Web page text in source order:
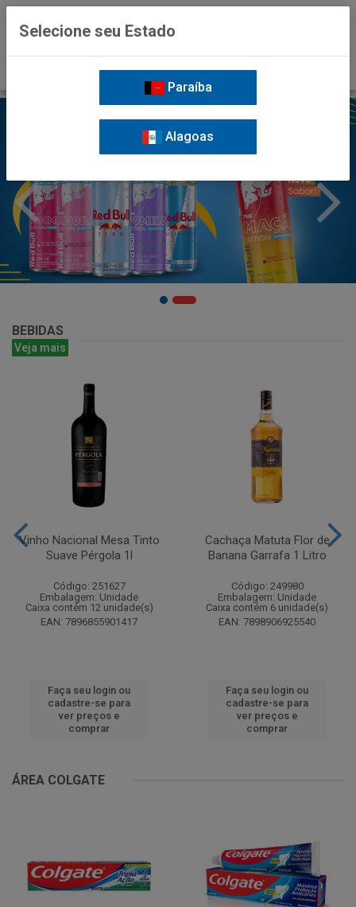
BEBIDAS
Veja mais
Vinho Nacional Mesa Tinto
Suave Pérgola 1l
Código: 251627
Embalagem: Unidade
Caixa contém 12 unidade(s)
EAN: 7896855901417
Faça seu login ou
cadastre-se para
ver preços e
comprar
Cachaça Matuta Flor de
Banana Garrafa 1 Litro
Código: 249980
Embalagem: Unidade
Caixa contém 6 unidade(s)
EAN: 7898906925540
Faça seu login ou
cadastre-se para
ver preços e
comprar
ÁREA COLGATE
Selecione seu Estado
Paraíba
Alagoas